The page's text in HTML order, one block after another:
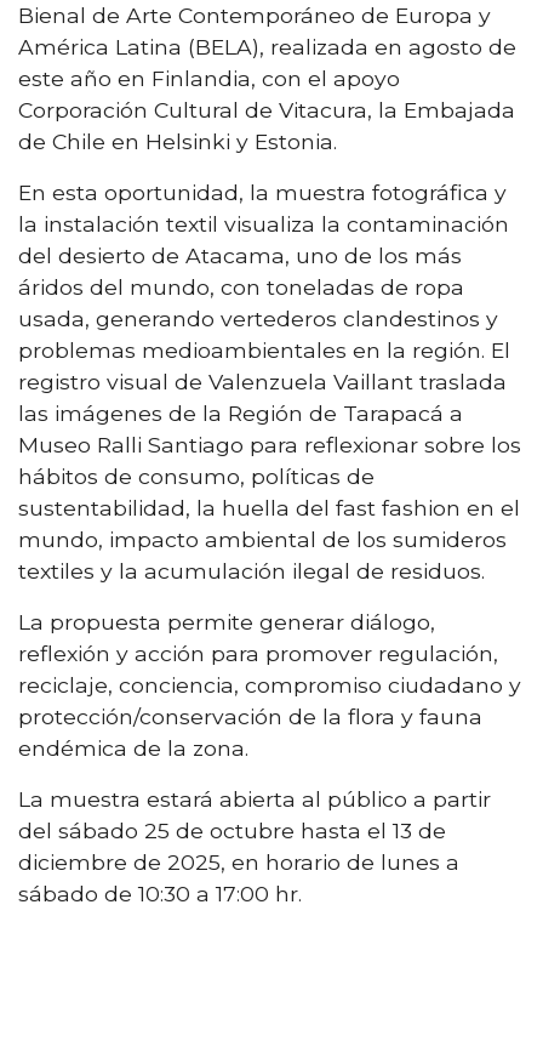
Bienal de Arte Contemporáneo de Europa y
América Latina (BELA), realizada en agosto de
este año en Finlandia, con el apoyo
Corporación Cultural de Vitacura, la Embajada
de Chile en Helsinki y Estonia.
En esta oportunidad, la muestra fotográfica y
la instalación textil visualiza la contaminación
del desierto de Atacama, uno de los más
áridos del mundo, con toneladas de ropa
usada, generando vertederos clandestinos y
problemas medioambientales en la región. El
registro visual de Valenzuela Vaillant traslada
las imágenes de la Región de Tarapacá a
Museo Ralli Santiago para reflexionar sobre los
hábitos de consumo, políticas de
sustentabilidad, la huella del fast fashion en el
mundo, impacto ambiental de los sumideros
textiles y la acumulación ilegal de residuos.
La propuesta permite generar diálogo,
reflexión y acción para promover regulación,
reciclaje, conciencia, compromiso ciudadano y
protección/conservación de la flora y fauna
endémica de la zona.
La muestra estará abierta al público a partir
del sábado 25 de octubre hasta el 13 de
diciembre de 2025, en horario de lunes a
sábado de 10:30 a 17:00 hr.